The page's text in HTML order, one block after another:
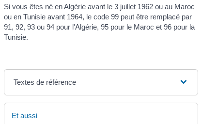
Si vous êtes né en Algérie avant le 3 juillet 1962 ou au Maroc
ou en Tunisie avant 1964, le code 99 peut être remplacé par
91, 92, 93 ou 94 pour l'Algérie, 95 pour le Maroc et 96 pour la
Tunisie.
Textes de référence
Et aussi